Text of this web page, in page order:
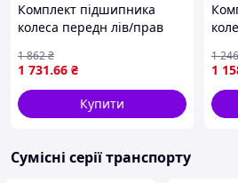
Комплект підшипника
колеса передн лів/прав
5, CITROEN BERLINGO,
BERLINGO MULTISPACE, C3
AIRCROSS I,
1 731.66 ₴
1 862₴
Купити
1
1 246
Сумісні серії транспорту